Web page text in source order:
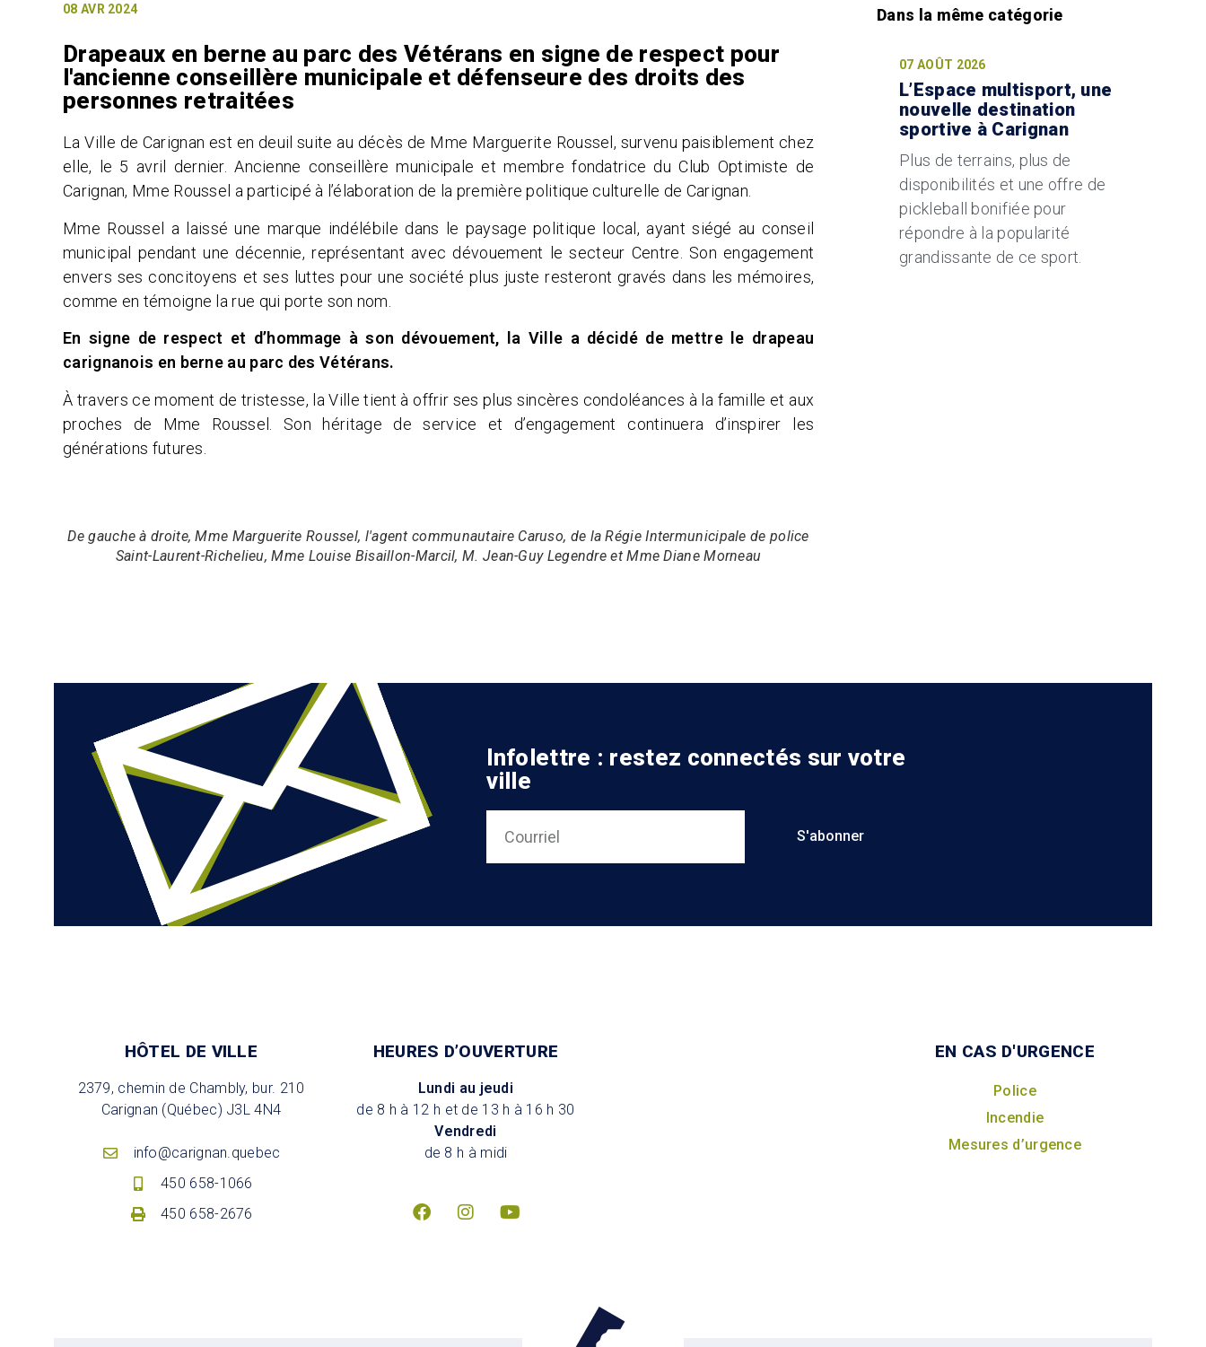
08 AVR 2024
Drapeaux en berne au parc des Vétérans en signe de respect pour
l'ancienne conseillère municipale et défenseure des droits des
personnes retraitées
La Ville de Carignan est en deuil suite au décès de Mme Marguerite Roussel, survenu paisiblement chez
elle, le 5 avril dernier. Ancienne conseillère municipale et membre fondatrice du Club Optimiste de
Carignan, Mme Roussel a participé à l’élaboration de la première politique culturelle de Carignan.
Mme Roussel a laissé une marque indélébile dans le paysage politique local, ayant siégé au conseil
municipal pendant une décennie, représentant avec dévouement le secteur Centre. Son engagement
envers ses concitoyens et ses luttes pour une société plus juste resteront gravés dans les mémoires,
comme en témoigne la rue qui porte son nom.
En signe de respect et d’hommage à son dévouement, la Ville a décidé de mettre le drapeau
carignanois en berne au parc des Vétérans.
À travers ce moment de tristesse, la Ville tient à offrir ses plus sincères condoléances à la famille et aux
proches de Mme Roussel. Son héritage de service et d’engagement continuera d’inspirer les
générations futures.
De gauche à droite, Mme Marguerite Roussel, l'agent communautaire Caruso, de la Régie Intermunicipale de police
Saint-Laurent-Richelieu, Mme Louise Bisaillon-Marcil, M. Jean-Guy Legendre et Mme Diane Morneau
07 AOÛT 2026
L’Espace multisport, une
nouvelle destination
sportive à Carignan
Plus de terrains, plus de
disponibilités et une offre de
pickleball bonifiée pour
répondre à la popularité
grandissante de ce sport.
Infolettre : restez connectés sur votre
ville
S'abonner
HÔTEL DE VILLE
2379, chemin de Chambly, bur. 210
Carignan (Québec) J3L 4N4
info@carignan.quebec
450 658-1066
450 658-2676
HEURES D’OUVERTURE
Lundi au jeudi
de 8 h à 12 h et de 13 h à 16 h 30
Vendredi
de 8 h à midi
EN CAS D'URGENCE
Police
Incendie
Mesures d’urgence